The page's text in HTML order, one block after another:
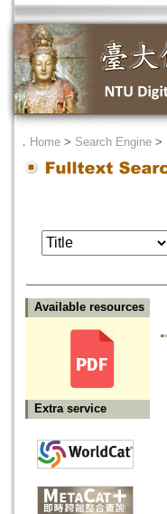
． Home > Search Engine >
Available resources
Extra service